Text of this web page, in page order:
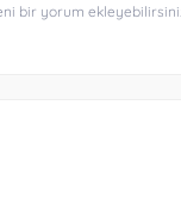
bir yorum